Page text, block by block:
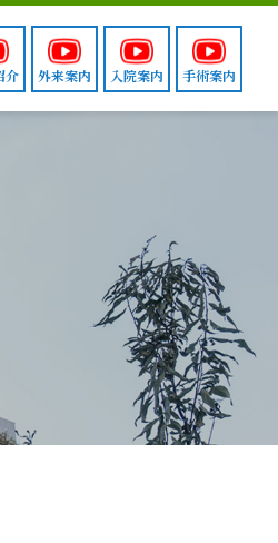
介 外来案内 入院案内 手術案内